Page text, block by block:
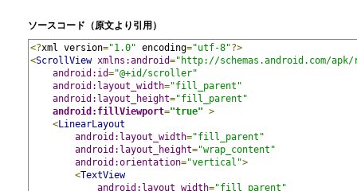
ソースコード（原文より引用）
<?xml version="1.0" encoding="utf-8"?>
<ScrollView xmlns:android="http://schemas.android.com/
android:id="@+id/scroller"
android:layout_width="fill_parent"
android:layout_height="fill_parent"
android:fillViewport="true" >
<LinearLayout
android:layout_width="fill_parent"
android:layout_height="wrap_content"
android:orientation="vertical">
<TextView
android:layout_width="fill_parent"